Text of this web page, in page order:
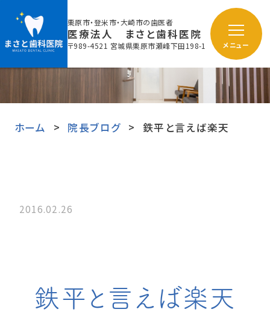
栗原市・登米市・大崎市の歯医者
医療法人 まさと歯科医院
〒989-4521 宮城県栗原市瀬峰下田198-1 メニュー
ホーム 院長ブログ 鉄平と言えば楽天
2016.02.26
鉄平と言えば楽天